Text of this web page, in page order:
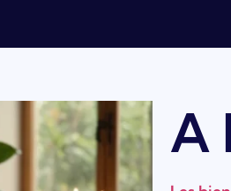
A